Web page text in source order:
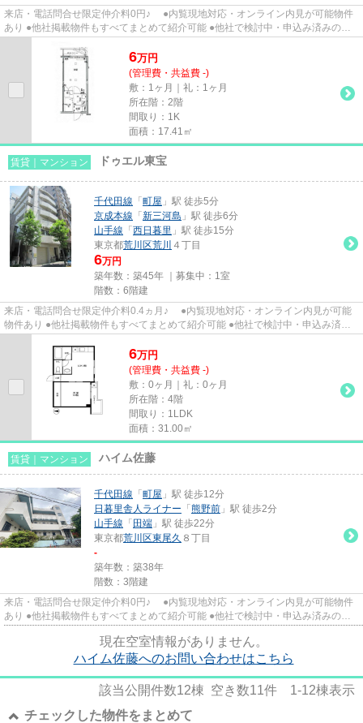
来店・電話問合せ限定仲介料0円♪ ●内覧現地対応・オンライン内見が可能物件
あり ●他社掲載物件もすべてまとめて紹介可能 ●他社で検討中・申込み済みのお
6万円
(管理費・共益費 -)
敷：1ヶ月｜礼：1ヶ月
所在階：2階
間取り：1K
面積：17.41㎡
賃貸｜マンション ドゥエル東宝
千代田線 「 町屋 」駅 徒歩5分
京成本線 「 新三河島 」駅 徒歩6分
山手線 「 西日暮里 」駅 徒歩15分
東京都荒川区荒川 ４丁目
6万円
築年数：築45年 ｜募集中： 1室
階数：6階建
来店・電話問合せ限定仲介料0.4ヵ月♪ ●内覧現地対応・オンライン内見が可能
物件あり ●他社掲載物件もすべてまとめて紹介可能 ●他社で検討中・申込み済み
6万円
(管理費・共益費 -)
敷：0ヶ月｜礼：0ヶ月
所在階：4階
間取り：1LDK
面積：31.00㎡
賃貸｜マンション ハイム佐藤
千代田線 「 町屋 」駅 徒歩12分
日暮里舎人ライナー 「 熊野前 」駅 徒歩2分
山手線 「 田端 」駅 徒歩22分
東京都荒川区東尾久 ８丁目
-
築年数：築38年
階数：3階建
来店・電話問合せ限定仲介料0円♪ ●内覧現地対応・オンライン内見が可能物件
あり ●他社掲載物件もすべてまとめて紹介可能 ●他社で検討中・申込み済みのお
現在空室情報がありません。
ハイム佐藤へのお問い合わせはこちら
該当公開件数12棟 空き数11件 1-12棟表示
チェックした物件をまとめて